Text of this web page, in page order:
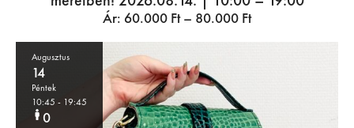
Ár: 60.000 Ft – 80.000 Ft
Augusztus
14
Péntek
10:45 - 19:45
0